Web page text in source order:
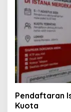
Pendaftaran
Kuota